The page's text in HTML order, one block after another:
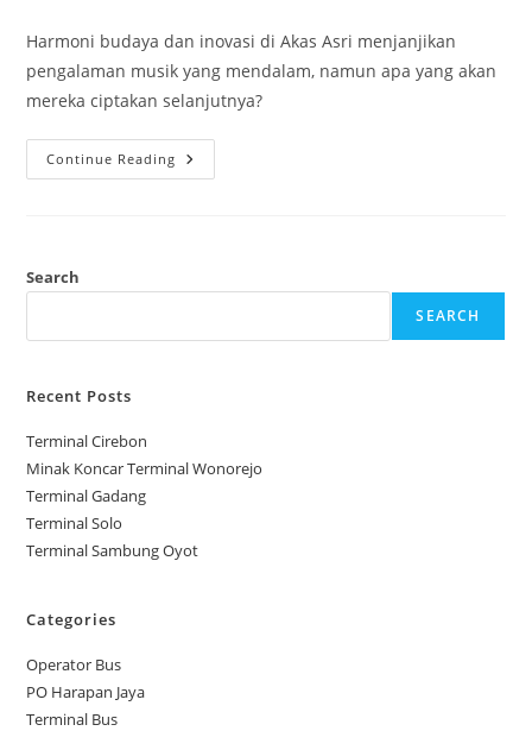
Harmoni budaya dan inovasi di Akas Asri menjanjikan
pengalaman musik yang mendalam, namun apa yang akan
mereka ciptakan selanjutnya?
Continue Reading Akas
Asri
Search
SEARCH
Recent Posts
Terminal Cirebon
Minak Koncar Terminal Wonorejo
Terminal Gadang
Terminal Solo
Terminal Sambung Oyot
Categories
Operator Bus
PO Harapan Jaya
Terminal Bus